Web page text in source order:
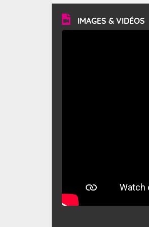
vitesse moyenne de 50
en rafales, parfois
du Rhône et la Provence et
méditerranéen à partir de la
IMAGES & VIDÉOS